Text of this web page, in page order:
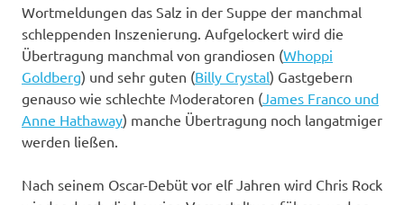
Wortmeldungen das Salz in der Suppe der manchmal
schleppenden Inszenierung. Aufgelockert wird die
Übertragung manchmal von grandiosen (Whoppi
Goldberg) und sehr guten (Billy Crystal) Gastgebern
genauso wie schlechte Moderatoren ( James Franco und
Anne Hathaway) manche Übertragung noch langatmiger
werden ließen.
Nach seinem Oscar-Debüt vor elf Jahren wird Chris Rock